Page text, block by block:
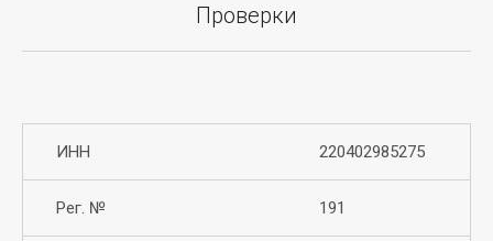
Проверки
ИНН 220402985275
Рег. № 191